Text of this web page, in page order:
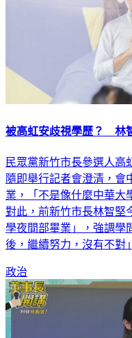
被高虹安歧視學歷？ 林
民眾黨新竹市長參選人高
隨即舉行記者會澄清，會
業，「不是像什麼中華大
對此，前新竹市長林智堅
學夜間部畢業」，強調學
後，繼續努力，沒有不對
政治